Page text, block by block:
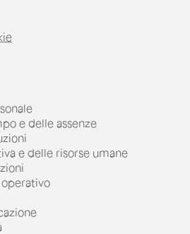
e delle assenze
e delle risorse umane
operativo